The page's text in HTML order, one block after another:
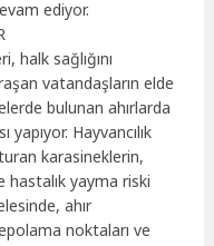
ediyor.
halk sağlığını
vatandaşların elde
bulunan ahırlarda
yapıyor. Hayvancılık
karasineklerin,
hastalık yayma riski
ahır
noktaları ve